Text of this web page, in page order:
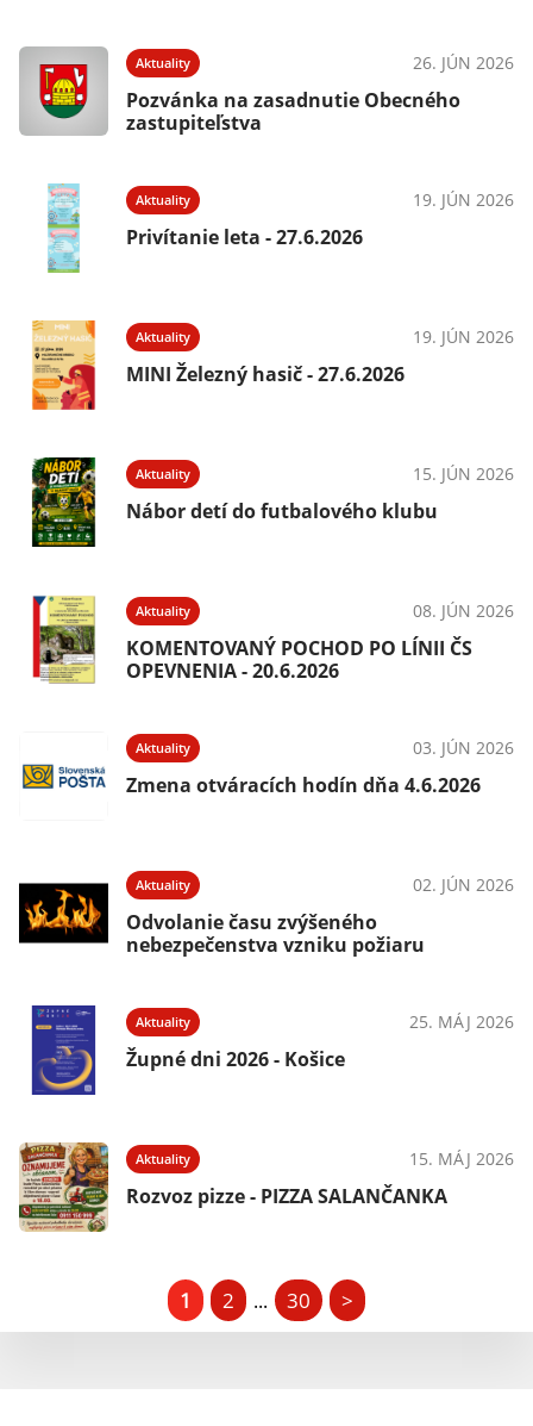
Aktuality 26. JÚN 2026
Pozvánka na zasadnutie Obecného
zastupiteľstva
Aktuality 19. JÚN 2026
Privítanie leta - 27.6.2026
Aktuality 19. JÚN 2026
MINI Železný hasič - 27.6.2026
Aktuality 15. JÚN 2026
Nábor detí do futbalového klubu
Aktuality 08. JÚN 2026
KOMENTOVANÝ POCHOD PO LÍNII ČS
OPEVNENIA - 20.6.2026
Aktuality 03. JÚN 2026
Zmena otváracích hodín dňa 4.6.2026
Aktuality 02. JÚN 2026
Odvolanie času zvýšeného
nebezpečenstva vzniku požiaru
Aktuality 25. MÁJ 2026
Župné dni 2026 - Košice
Aktuality 15. MÁJ 2026
Rozvoz pizze - PIZZA SALANČANKA
1 2 ... 30 >